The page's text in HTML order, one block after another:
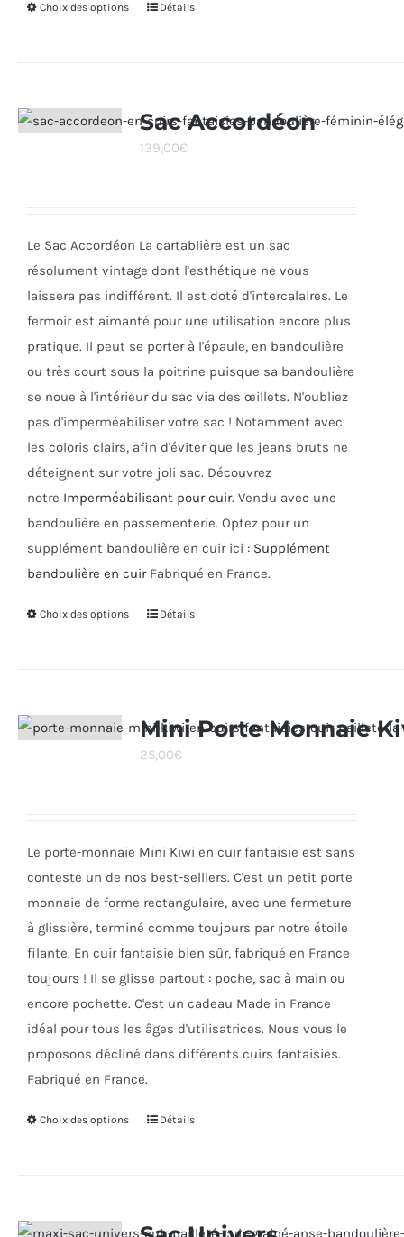
Choix des options
Ce
variations.
Les
choisies
sur
page
produit
Détails
Sac Accordéon
139,00€
Le Sac Accordéon La cartablière est un sac
résolument vintage dont l'esthétique ne vous
laissera pas indifférent. Il est doté d'intercalaires. Le
fermoir est aimanté pour une utilisation encore plus
pratique. Il peut se porter à l'épaule, en bandoulière
ou très court sous la poitrine puisque sa bandoulière
se noue à l'intérieur du sac via des œillets. N'oubliez
pas d'imperméabiliser votre sac ! Notamment avec
les coloris clairs, afin d'éviter que les jeans bruts ne
déteignent sur votre joli sac. Découvrez
notre Imperméabilisant pour cuir. Vendu avec une
bandoulière en passementerie. Optez pour un
supplément bandoulière en cuir ici : Supplément
bandoulière en cuirFabriqué en France.
Choix des options
Ce
variations.
Les
choisies
sur
du
Détails
Mini Porte Monnaie
25,00€
Le porte-monnaie Mini Kiwi en cuir fantaisie est sans
conteste un de nos best-selllers. C'est un petit porte
monnaie de forme rectangulaire, avec une fermeture
à glissière, terminé comme toujours par notre étoile
filante. En cuir fantaisie bien sûr, fabriqué en France
toujours ! Il se glisse partout : poche, sac à main ou
encore pochette. C'est un cadeau Made in France
idéal pour tous les âges d'utilisatrices. Nous vous le
proposons décliné dans différents cuirs fantaisies.
Fabriqué en France.
Choix des options
Ce
variations.
Détails